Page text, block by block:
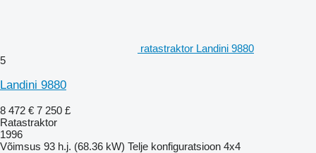
ratastraktor Landini 9880
5
Landini 9880
8 472 € 7 250 £
Ratastraktor
1996
Võimsus 93 h.j. (68.36 kW) Telje konfiguratsioon 4x4